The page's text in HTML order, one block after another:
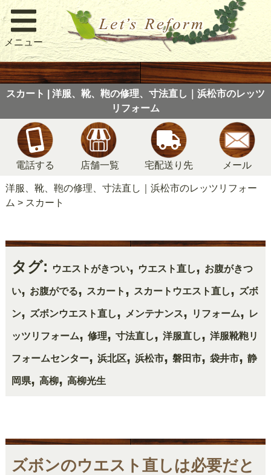
メニュー
スカート | 洋服、靴、鞄の修理、寸法直し｜浜松市のレッツ
リフォーム
電話する 店舗一覧 宅配送り先 メール
洋服、靴、鞄の修理、寸法直し｜浜松市のレッツリフォー
ム > スカート
タグ: ウエストがきつい, ウエスト直し, お腹がきつ
い, お腹がでる, スカート , スカートウエスト直し, ズボ
ン, ズボンウエスト直し, メンテナンス, リフォーム, レ
ッツリフォーム, 修理, 寸法直し, 洋服直し, 洋服靴鞄リ
フォームセンター, 浜北区, 浜松市, 磐田市, 袋井市, 静
岡県, 高柳, 高柳光生
ズボンのウエスト直しは必要だと